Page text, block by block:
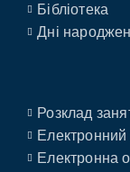
Бібліотека
Дні
Розклад
Електронний
Електронна